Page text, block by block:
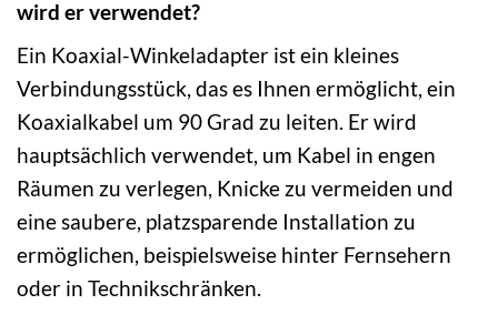
wird er verwendet?
Ein Koaxial-Winkeladapter ist ein kleines
Verbindungsstück, das es Ihnen ermöglicht, ein
Koaxialkabel um 90 Grad zu leiten. Er wird
hauptsächlich verwendet, um Kabel in engen
Räumen zu verlegen, Knicke zu vermeiden und
eine saubere, platzsparende Installation zu
ermöglichen, beispielsweise hinter Fernsehern
oder in Technikschränken.